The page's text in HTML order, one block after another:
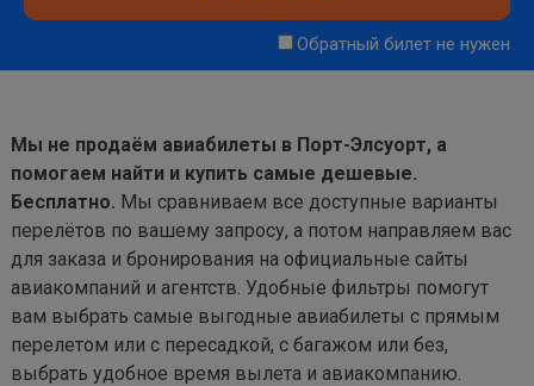
Обратный билет не нужен
Мы не продаём авиабилеты в Порт-Элсуорт, а
помогаем найти и купить самые дешевые.
Бесплатно. Мы сравниваем все доступные варианты
перелётов по вашему запросу, а потом направляем вас
для заказа и бронирования на официальные сайты
авиакомпаний и агентств. Удобные фильтры помогут
вам выбрать самые выгодные авиабилеты с прямым
перелетом или с пересадкой, с багажом или без,
выбрать удобное время вылета и авиакомпанию.